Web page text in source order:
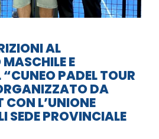
AL
E
“CUNEO PADEL TOUR
DA
CON L’UNIONE
SEDE PROVINCIALE